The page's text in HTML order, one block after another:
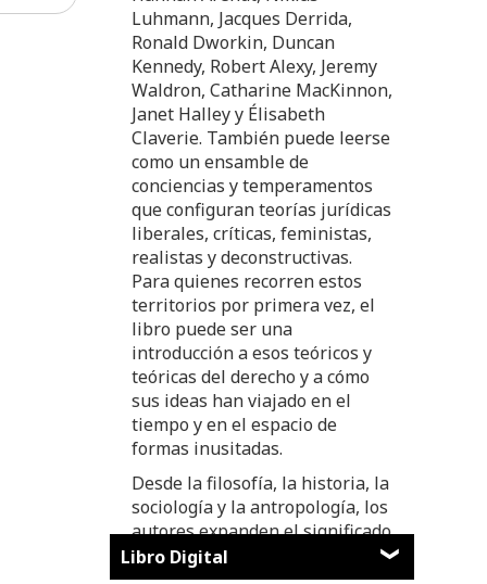
Luhmann, Jacques Derrida,
Ronald Dworkin, Duncan
Kennedy, Robert Alexy, Jeremy
Waldron, Catharine MacKinnon,
Janet Halley y Élisabeth
Claverie. También puede leerse
como un ensamble de
conciencias y temperamentos
que configuran teorías jurídicas
liberales, críticas, feministas,
realistas y deconstructivas.
Para quienes recorren estos
territorios por primera vez, el
libro puede ser una
introducción a esos teóricos y
teóricas del derecho y a cómo
sus ideas han viajado en el
tiempo y en el espacio de
formas inusitadas.
Desde la filosofía, la historia, la
sociología y la antropología, los
autores expanden el significado
de la teoría del derecho y su
ámbito de aplicación. Ellos son:
Libro Digital